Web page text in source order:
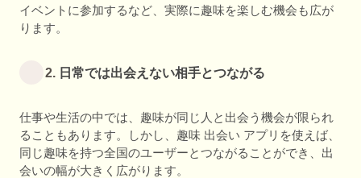
イベントに参加するなど、実際に趣味を楽しむ機会も広が
ります。
2. 日常では出会えない相手とつながる
仕事や生活の中では、趣味が同じ人と出会う機会が限られ
ることもあります。しかし、趣味 出会い アプリを使えば、
同じ趣味を持つ全国のユーザーとつながることができ、出
会いの幅が大きく広がります。